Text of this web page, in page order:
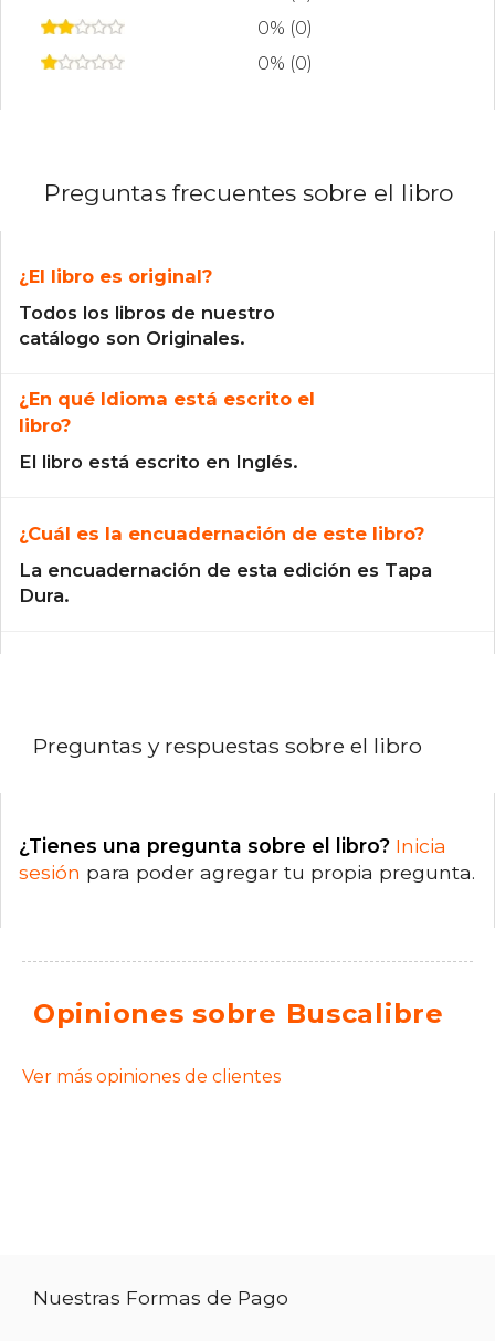
0% (0)
0% (0)
Preguntas frecuentes sobre el libro
¿El libro es original?
Todos los libros de nuestro
catálogo son Originales.
¿En qué Idioma está escrito el
libro?
El libro está escrito en Inglés.
¿Cuál es la encuadernación de este libro?
La encuadernación de esta edición es Tapa
Dura.
Preguntas y respuestas sobre el libro
¿Tienes una pregunta sobre el libro? Inicia
sesión para poder agregar tu propia pregunta.
Opiniones sobre Buscalibre
Ver más opiniones de clientes
Nuestras Formas de Pago